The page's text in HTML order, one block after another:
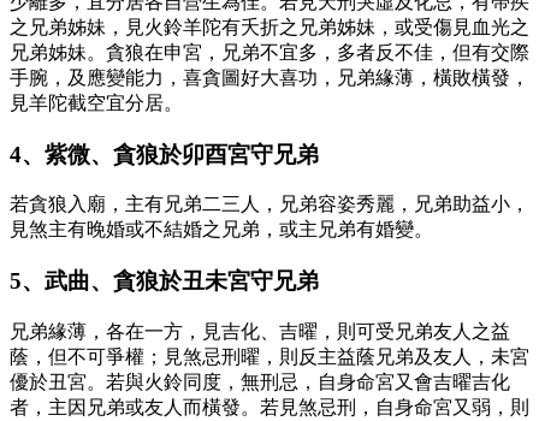
之兄弟姊妹，見火鈴羊陀有夭折之兄弟姊妹，或受傷見血光之
兄弟姊妹。貪狼在申宮，兄弟不宜多，多者反不佳，但有交際
手腕，及應變能力，喜貪圖好大喜功，兄弟緣薄，橫敗橫發，
見羊陀截空宜分居。
4、紫微、貪狼於卯酉宮守兄弟
若貪狼入廟，主有兄弟二三人，兄弟容姿秀麗，兄弟助益小，
見煞主有晚婚或不結婚之兄弟，或主兄弟有婚變。
5、武曲、貪狼於丑未宮守兄弟
兄弟緣薄，各在一方，見吉化、吉曜，則可受兄弟友人之益
蔭，但不可爭權；見煞忌刑曜，則反主益蔭兄弟及友人，未宮
優於丑宮。若與火鈴同度，無刑忌，自身命宮又會吉曜吉化
者，主因兄弟或友人而橫發。若見煞忌刑，自身命宮又弱，則